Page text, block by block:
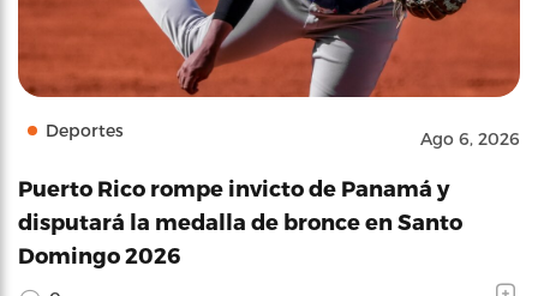
Deportes Ago 6, 2026
Puerto Rico rompe invicto de Panamá y
disputará la medalla de bronce en Santo
Domingo 2026